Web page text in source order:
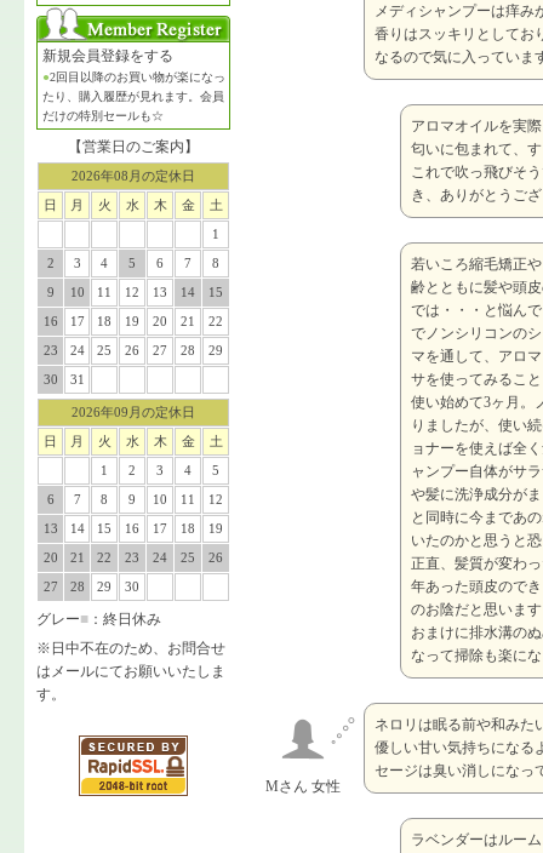
新規会員登録をする
●2回目以降のお買い物が楽になっ
たり、購入履歴が見れます。会員
だけの特別セールも☆
【営業日のご案内】
2026年08月の定休日
日
月 火 水 木 金
土
1
2
3 4 5 6 7
8
9
10 11 12 13 14
15
16
17 18 19 20 21
22
23
24 25 26 27 28
29
30
31
2026年09月の定休日
日
月 火 水 木 金
土
1
2 3 4
5
6
7 8 9 10 11
12
13
14 15 16 17 18
19
20
21 22 23 24 25
26
27
28 29 30
グレー■ ：終日休み
※日中不在のため、お問合せ
はメールにてお願いいたしま
す。
メディシャンプーは痒み
香りはスッキリとしてお
なるので気に入っていま
アロマオイルを実
匂いに包まれて、
これで吹っ飛びそ
き、ありがとうご
若いころ縮毛矯正
齢とともに髪や頭
では・・・と悩ん
でノンシリコンの
マを通して、アロ
サを使ってみるこ
使い始めて3ヶ月。
りましたが、使い
ョナーを使えば全
ャンプー自体がサ
や髪に洗浄成分が
と同時に今まであ
いたのかと思うと
正直、髪質が変わ
年あった頭皮ので
のお陰だと思いま
おまけに排水溝の
なって掃除も楽に
Mさん 女性
ネロリは眠る前や和みた
優しい甘い気持ちになる
セージは臭い消しになっ
ラベンダーはルー